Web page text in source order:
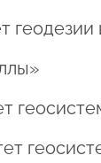
геодезии